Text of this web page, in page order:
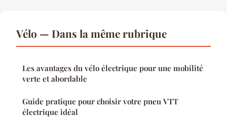
Vélo — Dans la même rubrique
Les avantages du vélo électrique pour une mobilité
verte et abordable
Guide pratique pour choisir votre pneu VTT
électrique idéal